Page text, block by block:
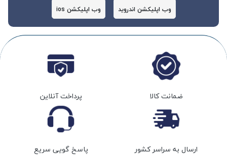
وب اپلیکشن اندروید وب اپلیکشن ios
ضمانت کالا پرداخت آنلاین
ارسال به سراسر کشور پاسخ گویی سریع